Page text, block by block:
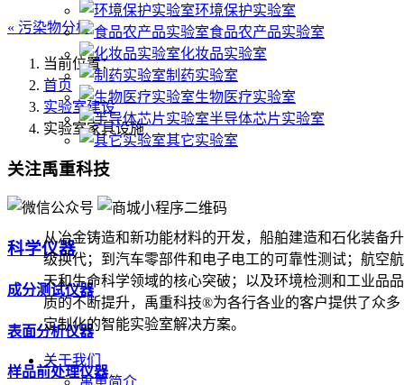
科学仪器 • 实验方案 • 计量检测 • 设备运维
环境保护实验室
食品农产品实验室
化妆品实验室
制药实验室
生物医疗实验室
半导体芯片实验室
其它实验室
从冶金铸造和新功能材料的开发，船舶建造和石化装备升
级换代；到汽车零部件和电子电工的可靠性测试；航空航
天和生命科学领域的核心突破；以及环境检测和工业品品
质的不断提升，禹重科技®为各行各业的客户提供了众多
定制化的智能实验室解决方案。
关于我们
禹重简介
« 污染物分析
当前位置：
首页
实验室建设
实验室家具设施
关注禹重科技
科学仪器
成分测试仪器
表面分析仪器
样品前处理仪器